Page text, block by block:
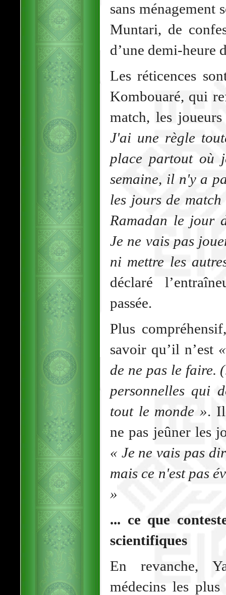
sans
Muntari, de
d’une demi-heure
Les réticences
Kombouaré, qui
match, les
J'ai une règle
place partout où
semaine, il n'y a
les jours de
Ramadan le jour
Je ne vais pas
ni mettre les
déclaré
passée.
Plus
savoir qu’il n’est
de ne pas le faire.
personnelles qui
tout le monde ».
ne pas jeûner les
« Je ne vais pas
mais ce n'est pas
»
... ce que
scientifiques
En revanche,
médecins les